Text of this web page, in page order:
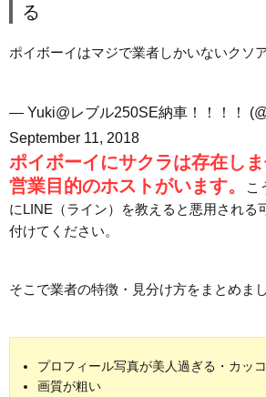
る
ポイボーイはマジで業者しかいないクソ
— Yuki@レブル250SE納車！！！！
September 11, 2018
ポイボーイにサクラは存在し
営業目的のホストがいます。
こ
にLINE（ライン）を教えると悪用される
付けてください。
そこで業者の特徴・見分け方をまとめまし
プロフィール写真が美人過ぎる・カッ
画質が粗い